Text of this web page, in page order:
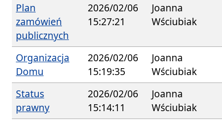
Plan
zamówień
publicznych
2026/02/06
15:27:21
Joanna
Wściubiak
Organizacja
Domu
2026/02/06
15:19:35
Joanna
Wściubiak
Status
prawny
2026/02/06
15:14:11
Joanna
Wściubiak